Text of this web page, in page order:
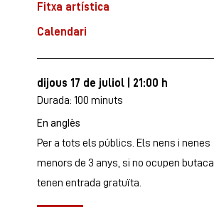
Fitxa artística
Calendari
dijous 17 de juliol
21:00 h
Durada: 100 minuts
En anglès
Per a tots els públics. Els nens i nenes
menors de 3 anys, si no ocupen butaca,
tenen entrada gratuïta.